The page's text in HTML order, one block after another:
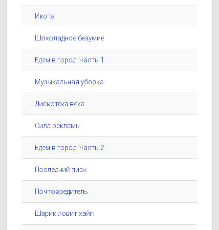
Икота
Шоколадное безумие
Едем в город. Часть 1
Музыкальная уборка
Дискотека века
Сила рекламы
Едем в город. Часть 2
Последний писк
Почтовредитель
Шарик ловит хайп